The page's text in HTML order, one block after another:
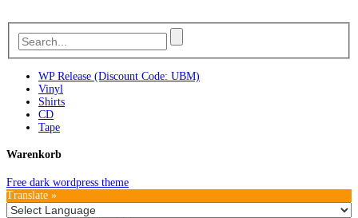
WP Release (Discount Code: UBM)
Vinyl
Shirts
CD
Tape
Warenkorb
Free dark wordpress theme
Translate »